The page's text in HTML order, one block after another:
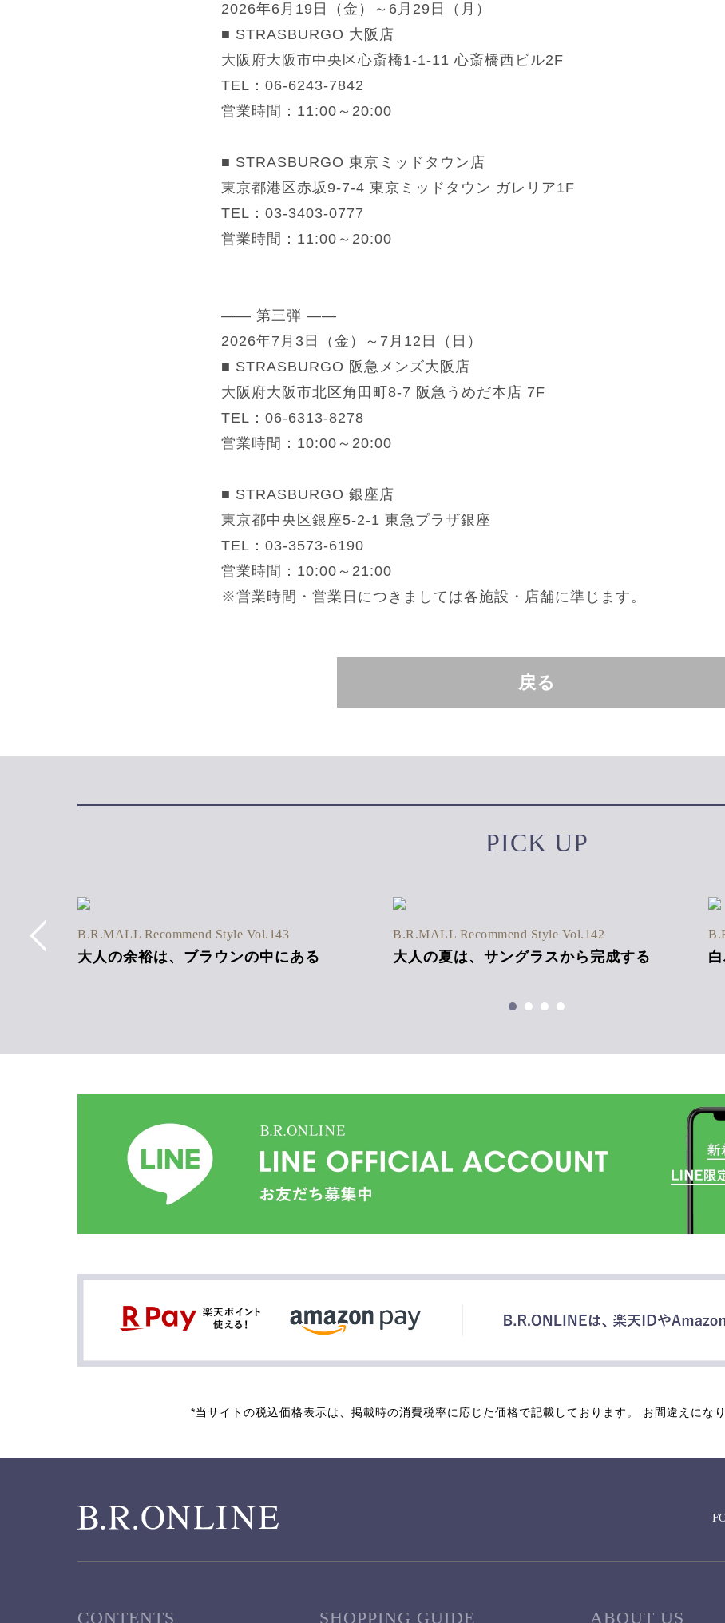
2026年6月19日（金）～6月29日（月）
■ STRASBURGO 大阪店
大阪府大阪市中央区心斎橋1-1-11 心斎橋西ビル2F
TEL：06-6243-7842
営業時間：11:00～20:00
■ STRASBURGO 東京ミッドタウン店
東京都港区赤坂9-7-4 東京ミッドタウン ガレリア1F
TEL：03-3403-0777
営業時間：11:00～20:00
—— 第三弾 ——
2026年7月3日（金）～7月12日（日）
■ STRASBURGO 阪急メンズ大阪店
大阪府大阪市北区角田町8-7 阪急うめだ本店 7F
TEL：06-6313-8278
営業時間：10:00～20:00
■ STRASBURGO 銀座店
東京都中央区銀座5-2-1 東急プラザ銀座
TEL：03-3573-6190
営業時間：10:00～21:00
※営業時間・営業日につきましては各施設・店舗に準じます。
戻る
PICK UP
Vol.1
ン混
B.R.MALL Recommend Style Vol.143
大人の余裕は、ブラウンの中にある
B.R.MALL Recommend Style Vol.142
大人の夏は、サングラスから完成する
*当サイトの税込価格表示は、掲載時の消費税率に応じた価格で記載しております。 お間違えにな
CONTENTS SHOPPING GUIDE ABOUT US